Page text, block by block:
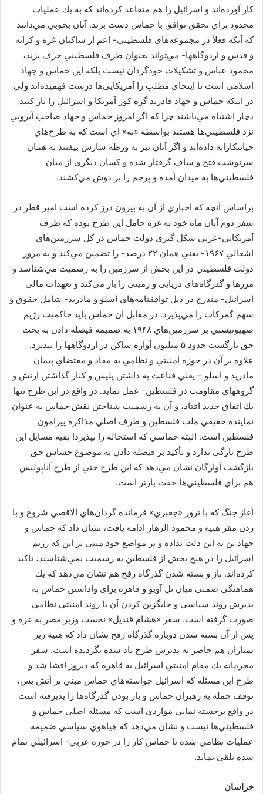
كار آورده‌اند و اسرائيل را هم متقاعد كرده‌اند كه به يك عمليات
محدود براي تحقق توافق با حماس دست بزند. آنان بخوبي مي‌دانند
كه آنكه فعلاً در مجموعه‌هاي فلسطيني- اعم از ساكنان غزه و كرانه
و قدس و اردوگاهها- مي‌تواند بعنوان طرف فلسطيني حرف بزند،
محمود عباس و تشكيلات خودگردان نيست بلكه اين حماس و جهاد
اسلامي است تا اينجاي مطلب را آمريكايي‌ها درست فهميده‌اند ولي
در اينكه حماس و جهاد قادرند گره كور آمريكا و اسرائيل را باز كنند
دچار اشتباه مي‌باشند چرا كه اگر امروز حماس و جهاد صاحب آبرويي
نزد فلسطيني‌ها هستند بواسطه «نه» اي است كه به طرح‌هاي
خيانتكارانه داده‌اند و اگر آنان نيز به ورطه سازش بيفتند به همان
سرنوشت فتح و ساف گرفتار شده و كسان ديگري از ميان
فلسطيني‌ها به ميدان آمده و پرچم را بر دوش مي‌كشند.
براساس آنچه كه اخباري از آن به بيرون درز كرده است امير قطر در
سفر دوم آبان ماه خود به غزه حامل اين طرح بوده كه طرف
آمريكايي-عربي شكل گيري دولت حماس در كل سرزمين‌هاي
اشغالي ۱۹۶۷- يعني همان ۲۲ درصد- را تضمين مي‌كند و به مرور
دولت فلسطيني در اين بخش از سرزمين را به رسميت مي‌شناسد و
مرزها و گذرگاه‌هاي دريايي و زميني را باز مي‌كند و تعهدات مالي
اسرائيل- مندرج در ذيل توافقنامه‌هاي اسلو و مادريد- شامل حقوق و
سهم گمركات را مي‌پذيرد. در مقابل آن حماس بايد حاكميت رژيم
صهيونيستي بر سرزمين‌هاي ۱۹۴۸ به ضميمه فيصله دادن به بحث
حق بازگشت حدود ۵ ميليون آواره ساكن در اردوگاهها را بپذيرد.
علاوه بر آن در حوزه امنيتي و نظامي به مفاد و مقتضاي پيمان
مادريد و اسلو – يعني قناعت به داشتن پليس و كنار گذاشتن ارتش و
گروههاي مقاومت در فلسطين- عمل نمايد. در واقع در اين طرح تنها
يك اتفاق جديد افتاد، و آن به رسميت شناختن نقش حماس به عنوان
نماينده حقيقي ملت فلسطين و طرف اصلي مذاكره پيرامون
فلسطين است. البته حماسي كه استحاله را بپذيرد! بقيه مسايل اين
طرح تازگي ندارد و تأكيد بر فيصله دادن به موضوع حساس حق
بازگشت آوارگان نشان مي‌دهد كه اين طرح حتي از طرح آناپوليس
هم براي فلسطيني‌ها خفت بارتر است.
آغاز جنگ كه با ترور «جعبري» فرمانده گردان‌هاي الاقصي شروع و با
زدن مقر هنيه و محمود الزهار ادامه يافت، نشان داد كه حماس و
جهاد تن به اين ذلت نداده و بر مواضع خود مبني بر اين كه رژيم
اسرائيل را در هيچ بخش از فلسطين به رسميت نمي‌شناسند، تاكيد
كرده‌اند. باز و بسته شدن گذرگاه رفح هم نشان مي‌دهد كه يك
هماهنگي ضمني ميان تل آويو و قاهره براي واداشتن حماس به
پذيرش روند سياسي و جايگزين كردن آن با روند امنيتي نظامي
صورت گرفته است. سفر «هشام قنديل» نخست وزير مصر به غزه و
پس از آن بسته شدن دوباره گذرگاه رفح نشان داد كه هنيه زير
بمباران هم حاضر به پذيرش طرح ياد شده نگرديده است. سفر
محرمانه يك مقام امنيتي اسرائيل به قاهره كه ديروز افشا شد و
طرح اين مسئله كه اسرائيل خواسته‌هاي حماس مبني بر آتش بس،
توقف حمله به رهبران حماس و باز بودن گذرگاه‌ها را پذيرفته است
در واقع برجسته نمايي مواردي است كه مسئله اصلي حماس و
فلسطيني‌ها نيست و نشان مي‌دهد كه هياهوي سياسي ضميمه
عمليات نظامي شده تا حماس كار را در حوزه عربي- اسرائيلي تمام
شده تلقي نمايد.
خراسان